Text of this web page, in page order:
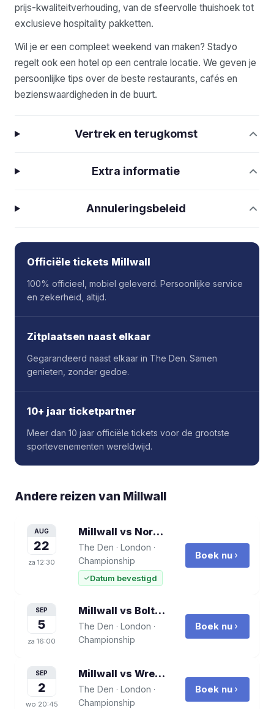
prijs-kwaliteitverhouding, van de sfeervolle thuishoek tot
exclusieve hospitality pakketten.
Wil je er een compleet weekend van maken? Stadyo
regelt ook een hotel op een centrale locatie. We geven je
persoonlijke tips over de beste restaurants, cafés en
bezienswaardigheden in de buurt.
Vertrek en terugkomst
Extra informatie
Annuleringsbeleid
Officiële tickets Millwall
100% officieel, mobiel geleverd. Persoonlijke service
en zekerheid, altijd.
Zitplaatsen naast elkaar
Gegarandeerd naast elkaar in The Den. Samen
genieten, zonder gedoe.
10+ jaar ticketpartner
Meer dan 10 jaar officiële tickets voor de grootste
sportevenementen wereldwijd.
Andere reizen van Millwall
AUG
22
za 12:30
Millwall vs Norwich City
The Den · London ·
Championship
Datum bevestigd
Boek nu
SEP
5
za 16:00
Millwall vs Bolton Wanderers FC
The Den · London ·
Championship
Boek nu
SEP
2
wo 20:45
Millwall vs Wrexham
The Den · London ·
Championship
Boek nu